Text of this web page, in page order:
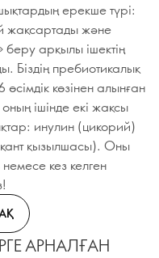
ерекше түрі:
жақсартады және
арқылы ішектің
Біздің пребиотикалық
көзінен алынған
ішінде екі жақсы
инулин (цикорий)
қызылшасы). Оны
кез келген
АРНАЛҒАН